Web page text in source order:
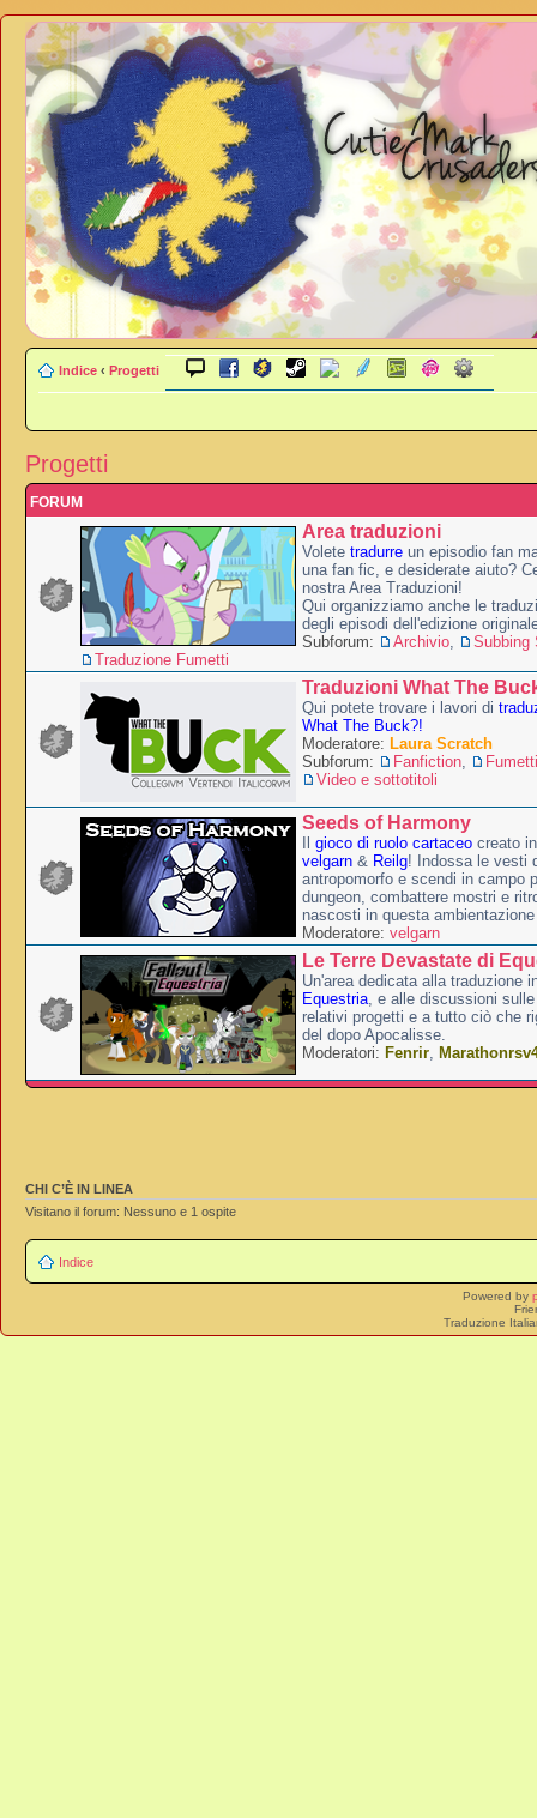
Indice ‹ Progetti
Progetti
FORUM
Area traduzioni
Volete tradurre un episodio fan
una fan fic, e desiderate aiuto?
nostra Area Traduzioni!
Qui organizziamo anche le
degli episodi dell'edizione
Subforum:
Archivio,
Subbing
Traduzione Fumetti
Traduzioni What The
Qui potete trovare i lavori di
What The Buck?!
Moderatore: Laura Scratch
Subforum:
Fanfiction,
Fumetti
Video e sottotitoli
Seeds of Harmony
gioco di ruolo cartaceo creato
velgarn & Reilg! Indossa le vesti
antropomorfo e scendi in campo
dungeon, combattere mostri e
nascosti in questa
Moderatore: velgarn
Le Terre Devastate di
Un'area dedicata alla traduzione
Equestria, e alle discussioni
relativi progetti e a tutto ciò che
del dopo Apocalisse.
Moderatori: Fenrir,
CHI C’È IN LINEA
Visitano il forum: Nessuno e 1 ospite
Indice
Powered by
Traduzione